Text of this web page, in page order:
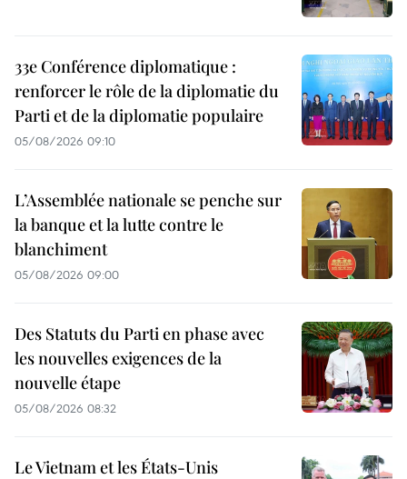
33e Conférence diplomatique :
renforcer le rôle de la diplomatie du
Parti et de la diplomatie populaire
05/08/2026 09:10
L’Assemblée nationale se penche sur
la banque et la lutte contre le
blanchiment
05/08/2026 09:00
Des Statuts du Parti en phase avec
les nouvelles exigences de la
nouvelle étape
05/08/2026 08:32
Le Vietnam et les États-Unis